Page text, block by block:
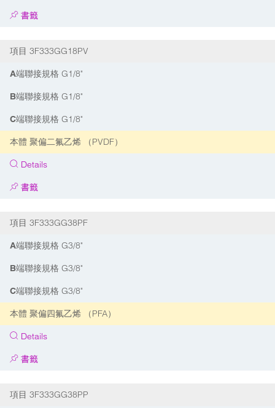
書籤
項目 3F333GG18PV
A端聯接規格 G1/8"
B端聯接規格 G1/8"
C端聯接規格 G1/8"
本體 聚偏二氟乙烯 （PVDF）
Details
書籤
項目 3F333GG38PF
A端聯接規格 G3/8"
B端聯接規格 G3/8"
C端聯接規格 G3/8"
本體 聚偏四氟乙烯 （PFA）
Details
書籤
項目 3F333GG38PP